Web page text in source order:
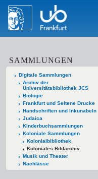
SAMMLUNGEN
Digitale Sammlungen
Archiv der
Universitätsbibliothek JCS
Biologie
Frankfurt und Seltene Drucke
Handschriften und Inkunabeln
Judaica
Kinderbuchsammlungen
Koloniale Sammlungen
Kolonialbibliothek
Koloniales Bildarchiv
Musik und Theater
Nachlässe